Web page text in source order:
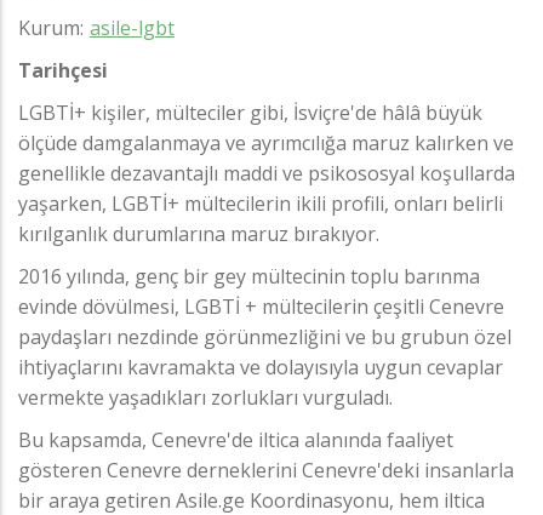
Kurum asile-lgbt
Tarihçesi
LGBTİ+ kişiler, mülteciler gibi, İsviçre'de hâlâ büyük
ölçüde damgalanmaya ve ayrımcılığa maruz kalırken ve
genellikle dezavantajlı maddi ve psikososyal koşullarda
yaşarken, LGBTİ+ mültecilerin ikili profili, onları belirli
kırılganlık durumlarına maruz bırakıyor.
2016 yılında, genç bir gey mültecinin toplu barınma
evinde dövülmesi, LGBTİ + mültecilerin çeşitli Cenevre
paydaşları nezdinde görünmezliğini ve bu grubun özel
ihtiyaçlarını kavramakta ve dolayısıyla uygun cevaplar
vermekte yaşadıkları zorlukları vurguladı.
Bu kapsamda, Cenevre'de iltica alanında faaliyet
gösteren Cenevre derneklerini Cenevre'deki insanlarla
bir araya getiren Asile.ge Koordinasyonu, hem iltica